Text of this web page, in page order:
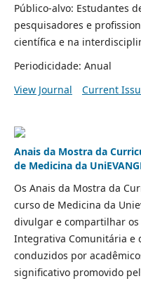
Público-alvo: Estudantes
pesquisadores e
científica e na
Periodicidade: Anual
View Journal
Current
Anais da Mostra da
de Medicina da
Os Anais da Mostra da
curso de Medicina da
divulgar e compartilhar os
Integrativa Comunitária e
conduzidos por
significativo promovido